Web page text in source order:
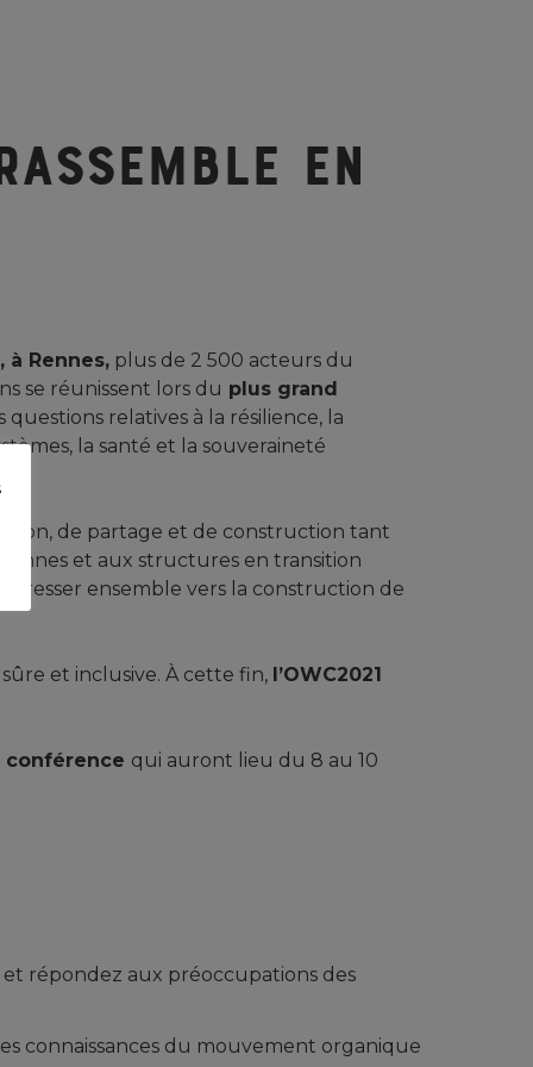
en
à Rennes, plus de 2 500 acteurs du
se réunissent lors du plus grand
relatives à la résilience, la
la santé et la souveraineté
de partage et de construction tant
et aux structures en transition
ensemble vers la construction de
et inclusive. À cette fin, l’OWC2021
conférence qui auront lieu du 8 au 10
répondez aux préoccupations des
connaissances du mouvement organique